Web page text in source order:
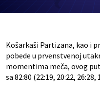
Košarkaši Partizana, kao i
pobede u prvenstvenoj
momentima meča, ovog
sa 82:80 (22:19, 20:22, 26:28,